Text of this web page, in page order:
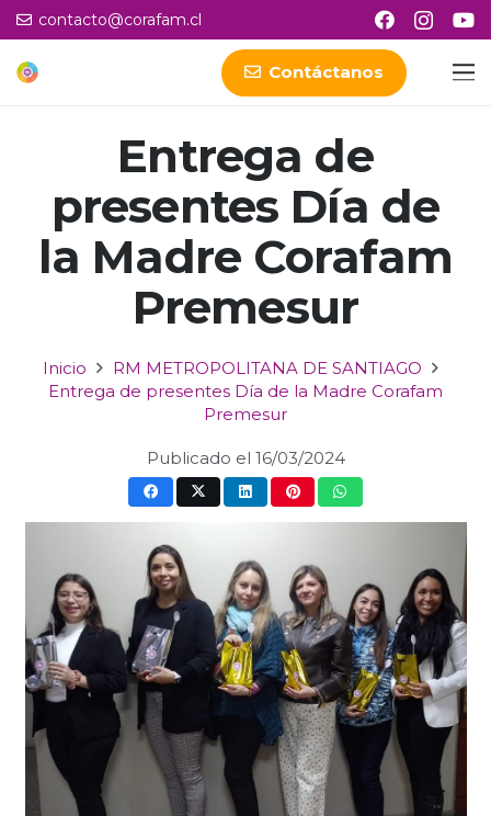
contacto@corafam.cl
Contáctanos
Entrega de
presentes Día de
la Madre Corafam
Premesur
Inicio
RM METROPOLITANA DE SANTIAGO
Entrega de presentes Día de la Madre Corafam
Premesur
Publicado el 16/03/2024